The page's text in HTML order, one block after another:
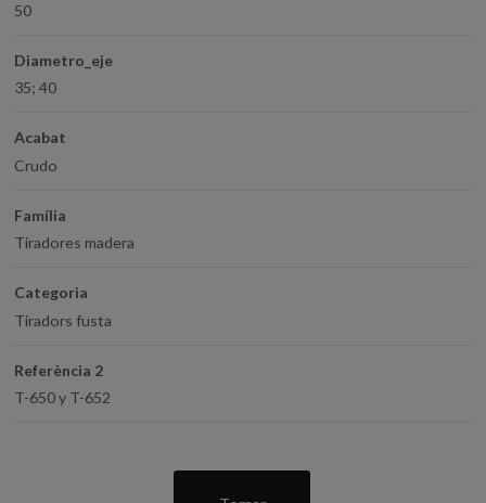
50
Diametro_eje
35; 40
Acabat
Crudo
Família
Tiradores madera
Categoria
Tiradors fusta
Referència 2
T-650 y T-652